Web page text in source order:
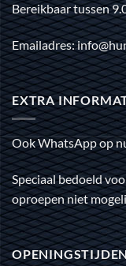
Bereikbaar tussen
Emailadres:
EXTRA
Ook WhatsApp op
Speciaal bedoeld
oproepen niet